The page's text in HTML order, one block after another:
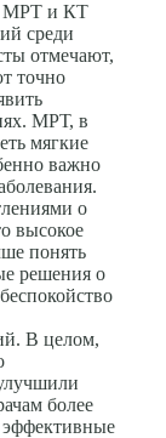
МРТ и КТ
среди
отмечают,
точно
МРТ, в
мягкие
важно
о
высокое
понять
решения о
В целом,
более
эффективные